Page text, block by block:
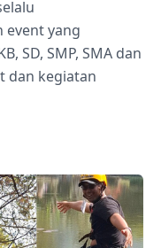
event yang
SD, SMP, SMA dan
dan kegiatan